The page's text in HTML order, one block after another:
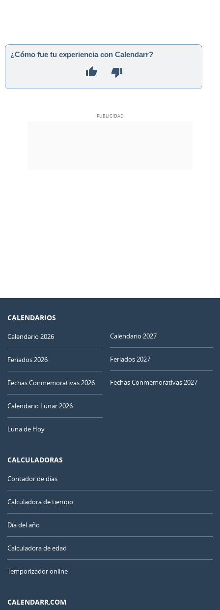
¿Cómo fue tu experiencia con Calendarr?
CALENDARIOS
Calendario 2026
Feriados 2026
Fechas Conmemorativas 2026
Calendario Lunar 2026
Luna de Hoy
Calendario 2027
Feriados 2027
Fechas Conmemorativas 2027
CALCULADORAS
Contador de días
Calculadora de tiempo
Día del año
Calculadora de edad
Temporizador online
CALENDARR.COM